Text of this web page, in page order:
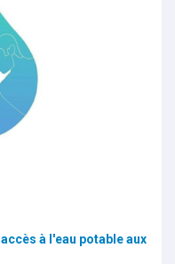
à l'eau potable aux